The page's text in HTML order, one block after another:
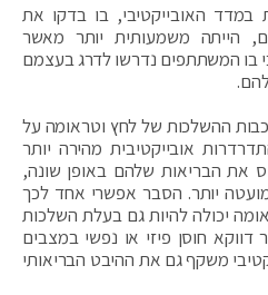
האובייקטיבי, בו בדקו את
הייתה משמעותית יותר מאשר
בו המשתתפים נדרשו לדרג בעצמם
ההשלכות של לחץ וטראומה על
אובייקטיבית מהירה יותר
את הבריאות שלהם באופן שונה,
יותר. הסבר אפשרי אחד לכך
יכולה להיות גם בעלת השלכות
דווקא חוסן פיזי או נפשי במצבים
משקף גם את ההיבט הבריאותי